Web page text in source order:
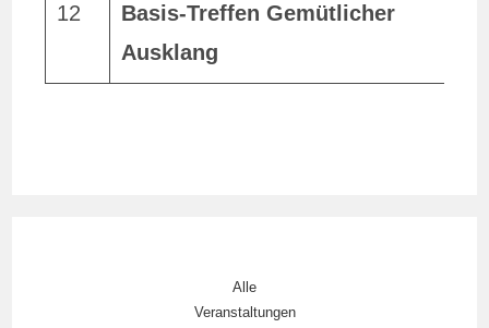
12 Basis-Treffen Gemütlicher
Ausklang
Alle
Veranstaltungen